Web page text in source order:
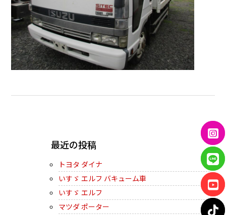
最近の投稿
トヨタ ダイナ
いすゞ エルフ バキューム車
いすゞ エルフ
マツダ ポーター